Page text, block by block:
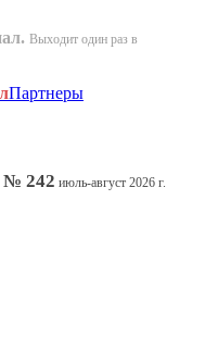
Выходит один раз в
Партнеры
№ 242 июль-август 2026 г.